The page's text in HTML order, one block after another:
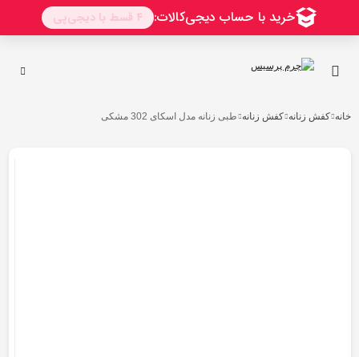
خانه کفش زنانه کفش زنانه طبی زنانه مدل اسکای 302 مشکی